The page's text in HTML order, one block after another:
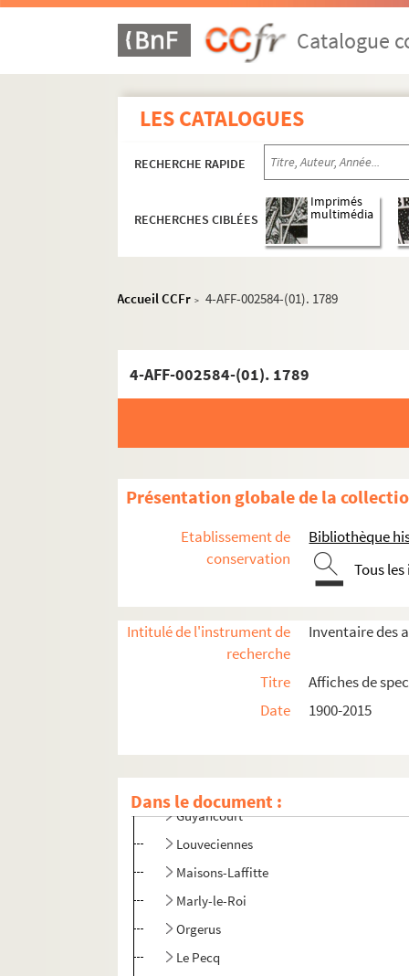
Catalogue
LES CATALOGUES
RECHERCHE RAPIDE
RECHERCHES CIBLÉES
Imprimés
multimédia
Accueil CCFr > 4-AFF-002584-(01). 1789
4-AFF-002584-(01). 1789
Présentation globale de la
Etablissement de
conservation
Bibliothèque
Tous
Intitulé de l'instrument de
recherche
Inventaire des
Titre
Affiches de
Date
1900-2015
Dans le document :
Seine-et-Marne
Yvelines
Le Chesnay-Rocquencourt
Guyancourt
Louveciennes
Maisons-Laffitte
Marly-le-Roi
Orgerus
Le Pecq